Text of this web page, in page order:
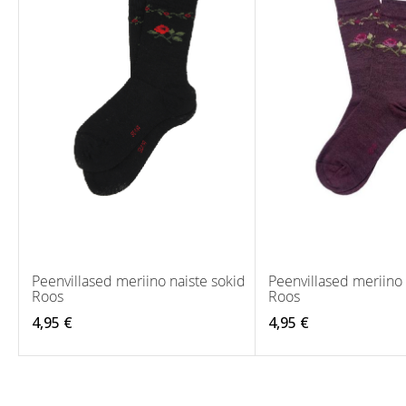
Peenvillased meriino naiste sokid
Roos
4,95 €
Peenvillased meriino
Roos
4,95 €